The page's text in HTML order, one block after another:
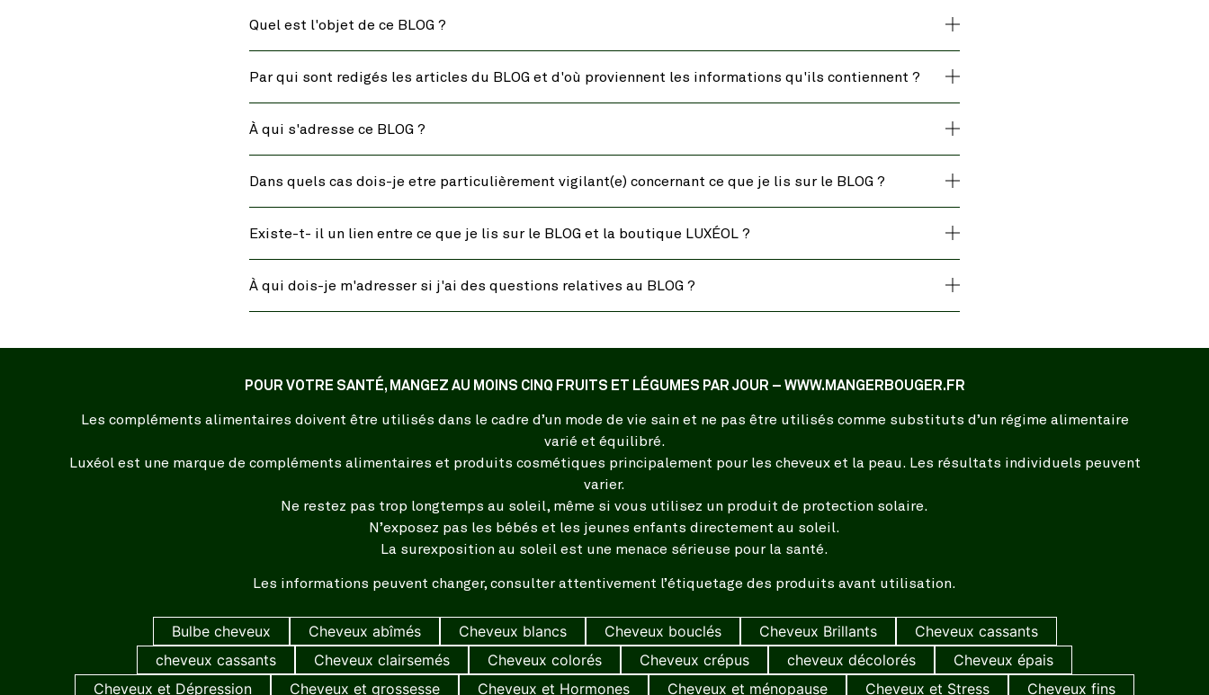
Quel est l'objet de ce BLOG ?
Par qui sont redigés les articles du BLOG et d'où proviennent les informations qu'ils contiennent ?
À qui s'adresse ce BLOG ?
Dans quels cas dois-je etre particulièrement vigilant(e) concernant ce que je lis sur le BLOG ?
Existe-t- il un lien entre ce que je lis sur le BLOG et la boutique LUXÉOL ?
À qui dois-je m'adresser si j'ai des questions relatives au BLOG ?
POUR VOTRE SANTÉ, MANGEZ AU MOINS CINQ FRUITS ET LÉGUMES PAR JOUR – WWW.MANGERBOUGER.FR
Les compléments alimentaires doivent être utilisés dans le cadre d’un mode de vie sain et ne pas être utilisés comme substituts d’un régime alimentaire
varié et équilibré.
Luxéol est une marque de compléments alimentaires et produits cosmétiques principalement pour les cheveux et la peau. Les résultats individuels peuvent
varier.
Ne restez pas trop longtemps au soleil, même si vous utilisez un produit de protection solaire.
N’exposez pas les bébés et les jeunes enfants directement au soleil.
La surexposition au soleil est une menace sérieuse pour la santé.
Les informations peuvent changer, consulter attentivement l’étiquetage des produits avant utilisation.
Bulbe cheveux Cheveux abîmés Cheveux blancs Cheveux bouclés Cheveux Brillants
Cheveux cassants
cheveux cassants
Cheveux clairsemés Cheveux colorés Cheveux crépus cheveux décolorés
Cheveux épais
Cheveux et Dépression
Cheveux et grossesse Cheveux et Hormones Cheveux et ménopause Cheveux et Stress Cheveux fins